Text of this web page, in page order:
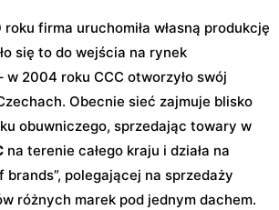
firma uruchomiła własną produkcję
się to do wejścia na rynek
w 2004 roku CCC otworzyło swój
Obecnie sieć zajmuje blisko
obuwniczego, sprzedając towary w
na terenie całego kraju i działa na
brands”, polegającej na sprzedaży
różnych marek pod jednym dachem.